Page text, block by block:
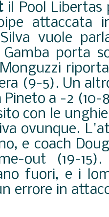
il Pool
attaccata
vuole
porta
(9-5). Un
Pineto a -2 (10-
con le
ovunque.
e coach
out (19-
fuori, e i
errore in